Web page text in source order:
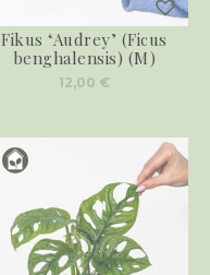
Fikus ‘Audrey’ (Ficus
benghalensis) (M)
12,00 €